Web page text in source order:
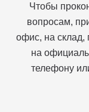
Чтобы
вопросам,
офис, на склад,
на
телефону